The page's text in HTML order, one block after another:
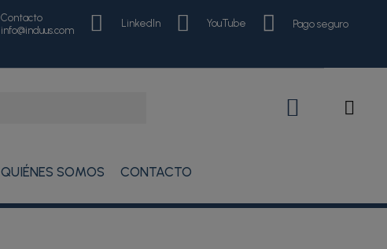
Contacto
info@induus.com
LinkedIn YouTube Pago seguro
QUIÉNES SOMOS CONTACTO